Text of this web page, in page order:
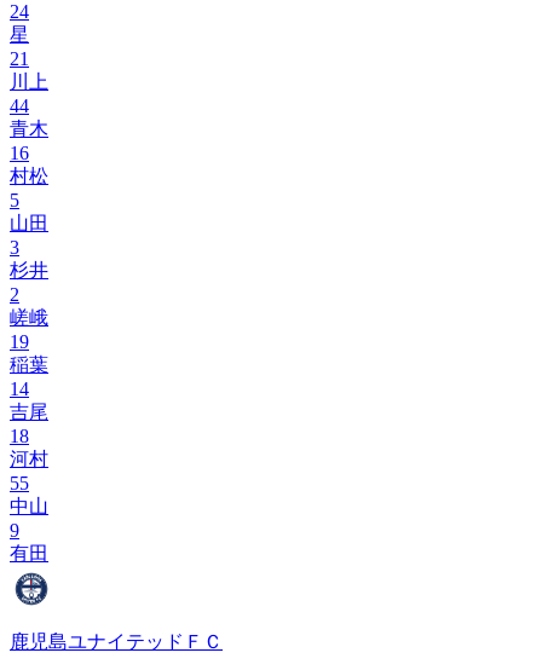
24
星
21
川上
44
青木
16
村松
5
山田
3
杉井
2
嵯峨
19
稲葉
14
吉尾
18
河村
55
中山
9
有田
鹿児島ユナイテッドＦＣ